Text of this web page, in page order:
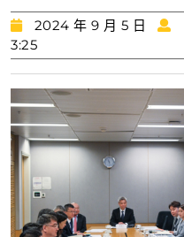
2024 年 9 月 5 日
2024
9
5
日
3:25